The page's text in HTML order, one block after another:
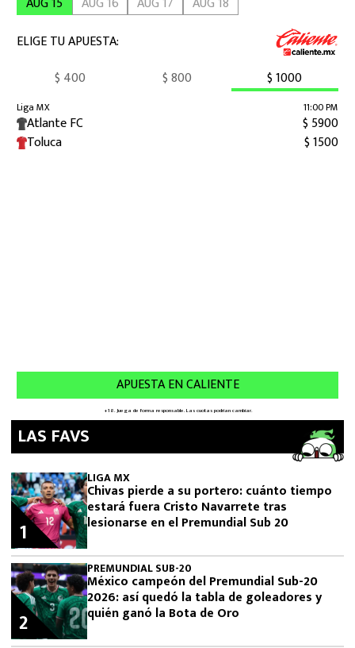
LAS FAVS
LIGA MX
Chivas pierde a su portero: cuánto tiempo
estará fuera Cristo Navarrete tras
lesionarse en el Premundial Sub 20
1
PREMUNDIAL SUB-20
México campeón del Premundial Sub-20
2026: así quedó la tabla de goleadores y
quién ganó la Bota de Oro
2